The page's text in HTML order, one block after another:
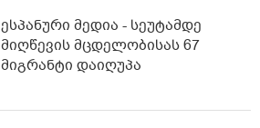
ესპანური მედია - სეუტამდე
მიღწევის მცდელობისას 67
მიგრანტი დაიღუპა